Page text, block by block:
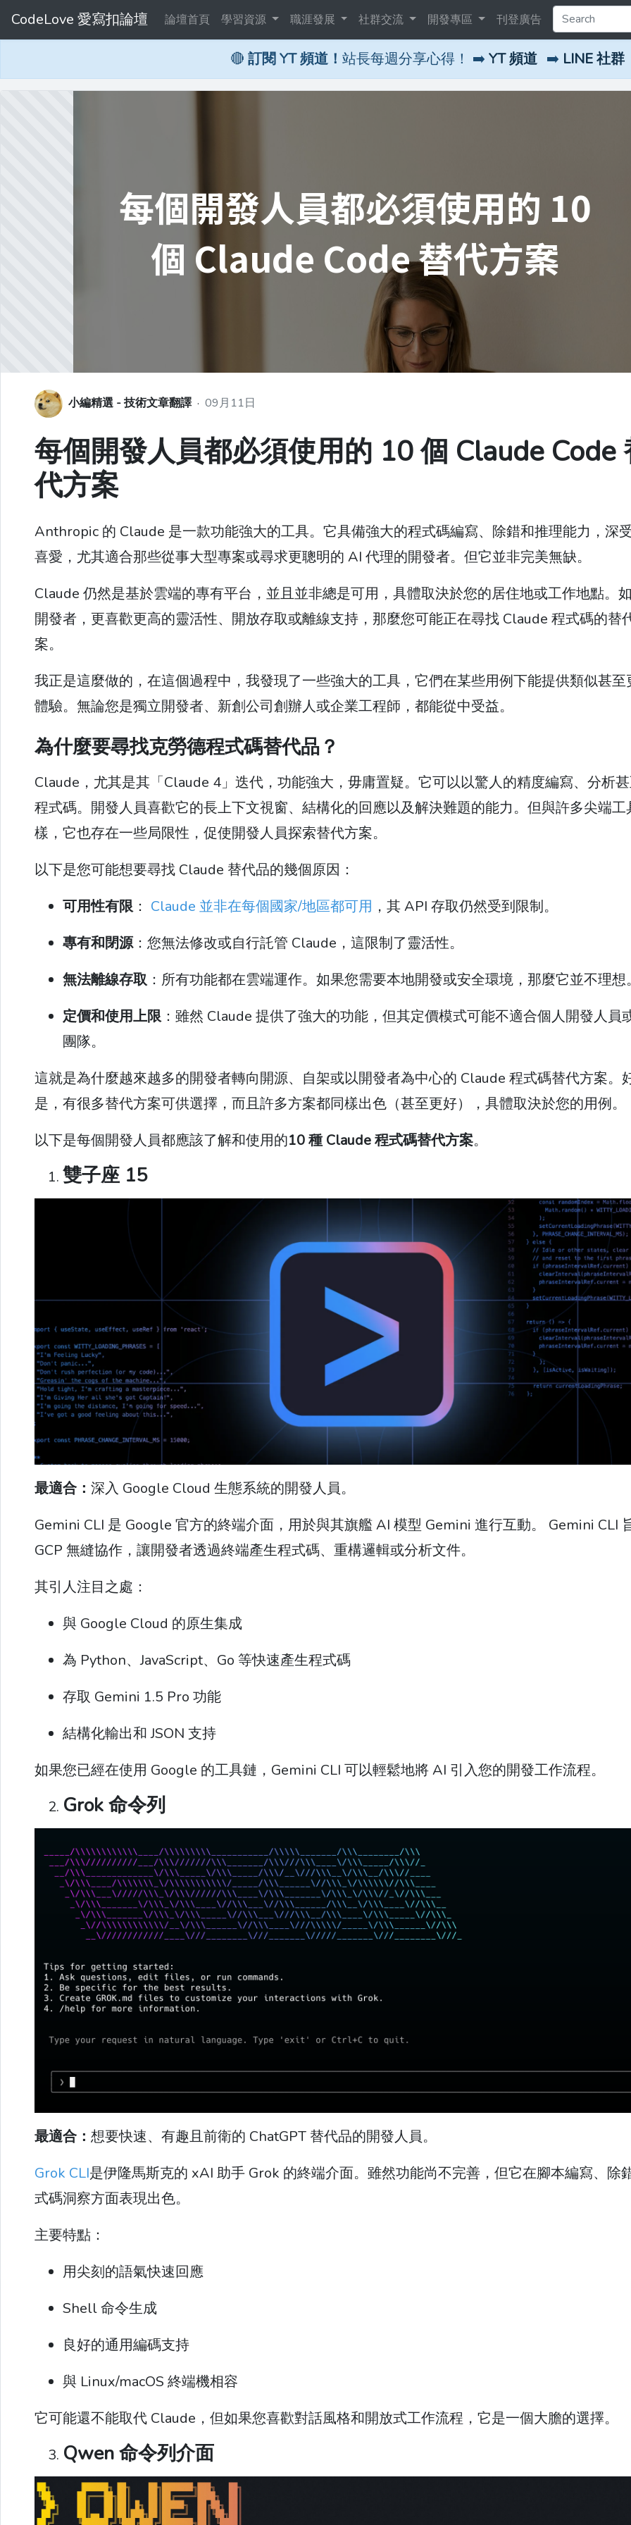
CodeLove 愛寫扣論壇 論壇首頁 學習資源 職涯發展 社群交流 開發專區 刊登廣告
🔴 訂閱 YT 頻道！ 站長每週分享心得！ ➡️ YT 頻道 ➡️ LINE 社群
小編精選 - 技術文章翻譯 · 09月11日
每個開發人員都必須使用的 10 個 Claude Code
代方案
Anthropic 的 Claude 是一款功能強大的工具。它具備強大的程式碼編寫、除錯和推理能力，深
喜愛，尤其適合那些從事大型專案或尋求更聰明的 AI 代理的開發者。但它並非完美無缺。
Claude 仍然是基於雲端的專有平台，並且並非總是可用，具體取決於您的居住地或工作地點。
開發者，更喜歡更高的靈活性、開放存取或離線支持，那麼您可能正在尋找 Claude 程式碼的替
案。
我正是這麼做的，在這個過程中，我發現了一些強大的工具，它們在某些用例下能提供類似甚至
體驗。無論您是獨立開發者、新創公司創辦人或企業工程師，都能從中受益。
為什麼要尋找克勞德程式碼替代品？
Claude，尤其是其「Claude 4」迭代，功能強大，毋庸置疑。它可以以驚人的精度編寫、分析
程式碼。開發人員喜歡它的長上下文視窗、結構化的回應以及解決難題的能力。但與許多尖端工
樣，它也存在一些局限性，促使開發人員探索替代方案。
以下是您可能想要尋找 Claude 替代品的幾個原因：
可用性有限： Claude 並非在每個國家/地區都可用 ，其 API 存取仍然受到限制。
專有和閉源：您無法修改或自行託管 Claude，這限制了靈活性。
無法離線存取 ：所有功能都在雲端運作。如果您需要本地開發或安全環境，那麼它並不理想
定價和使用上限：雖然 Claude 提供了強大的功能，但其定價模式可能不適合個人開發人員
團隊。
這就是為什麼越來越多的開發者轉向開源、自架或以開發者為中心的 Claude 程式碼替代方案。
是，有很多替代方案可供選擇，而且許多方案都同樣出色（甚至更好），具體取決於您的用例。
以下是每個開發人員都應該了解和使用的10 種 Claude 程式碼替代方案。
雙子座 15
最適合： 深入 Google Cloud 生態系統的開發人員。
Gemini CLI 是 Google 官方的終端介面，用於與其旗艦 AI 模型 Gemini 進行互動。 Gemini CLI
GCP 無縫協作，讓開發者透過終端產生程式碼、重構邏輯或分析文件。
其引人注目之處：
與 Google Cloud 的原生集成
為 Python、JavaScript、Go 等快速產生程式碼
存取 Gemini 1.5 Pro 功能
結構化輸出和 JSON 支持
如果您已經在使用 Google 的工具鏈，Gemini CLI 可以輕鬆地將 AI 引入您的開發工作流程。
Grok 命令列
最適合： 想要快速、有趣且前衛的 ChatGPT 替代品的開發人員。
Grok CLI是伊隆馬斯克的 xAI 助手 Grok 的終端介面。雖然功能尚不完善，但它在腳本編寫、除
式碼洞察方面表現出色。
主要特點：
用尖刻的語氣快速回應
Shell 命令生成
良好的通用編碼支持
與 Linux/macOS 終端機相容
它可能還不能取代 Claude，但如果您喜歡對話風格和開放式工作流程，它是一個大膽的選擇。
Qwen 命令列介面